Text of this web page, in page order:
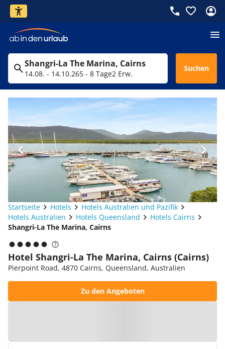
Shangri-La The Marina, Cairns
14.08. - 14.10.265 - 8 Tage2 Erw.
Suchen
Startseite Hotels
Hotels Australien und Pazifik
Hotels Australien
Hotels Queensland
Hotels Cairns
Shangri-La The Marina, Cairns
Hotel Shangri-La The Marina, Cairns (Cairns)
Pierpoint Road, 4870 Cairns, Queensland, Australien
Zu den Angeboten